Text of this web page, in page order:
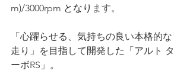
m)/3000rpm となり ます。
「心躍らせる、気持ちの良い本格的な
走り」を目指して開発した「アルト タ
ーボRS」。